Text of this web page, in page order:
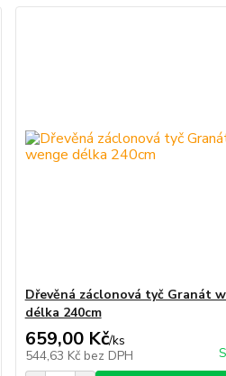
Dřevěná záclonová tyč Granát
délka 240cm
659,00 Kč/ks
544,63 Kč bez DPH